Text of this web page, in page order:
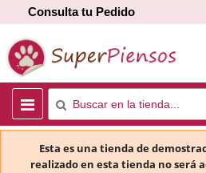
Consulta tu Pedido
Esta es una tienda de
realizado en esta tienda no será